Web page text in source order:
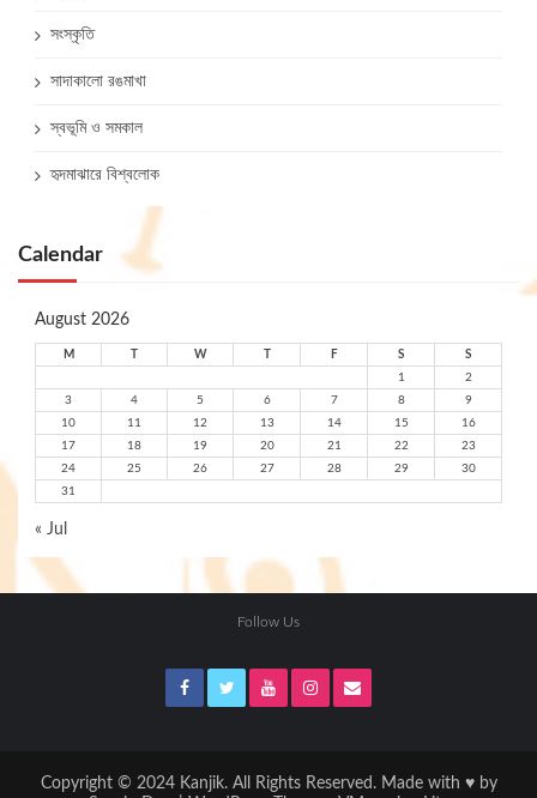
সংস্কৃতি
সাদাকালো রঙমাখা
স্বভূমি ও সমকাল
হৃদমাঝারে বিশ্বলোক
Calendar
August 2026
M W F S
S
1
2
3
4 5 6 7 8
9
10
11 12 13 14 15
16
17
18 19 20 21 22
23
24
25 26 27 28 29
30
31
« Jul
Follow Us
Copyright © 2024 Kanjik. All Rights Reserved. Made with ♥ by